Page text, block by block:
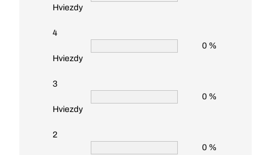
Hviezdy
4
Hviezdy
0 %
3
Hviezdy
0 %
2
0 %